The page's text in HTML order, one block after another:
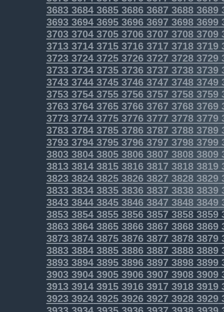
3683368436853686368736883689
3693369436953696369736983699
3703370437053706370737083709
3713371437153716371737183719
37233724372537263727 37283729
37333734373537363737 37383739
37433744374537463747 37483749
37533754375537563757 37583759
37633764376537663767 37683769
3773377437753776377737783779
37833784378537863787 37883789
37933794379537963797 37983799
38033804380538063807 38083809
38133814381538163817 38183819
38233824382538263827 38283829
38333834383538363837 38383839
38433844384538463847 38483849
3853385438553856385738583859
3863386438653866386738683869
3873387438753876387738783879
3883388438853886388738883889
3893389438953896389738983899
3903390439053906390739083909
3913391439153916391739183919
3923392439253926392739283929